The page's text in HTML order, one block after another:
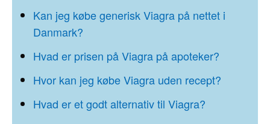
Kan jeg købe generisk Viagra på nettet i
Danmark?
Hvad er prisen på Viagra på apoteker?
Hvor kan jeg købe Viagra uden recept?
Hvad er et godt alternativ til Viagra?